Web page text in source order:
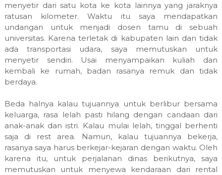
menyetir dari satu kota ke kota lainnya yang jaraknya
ratusan kilometer. Waktu itu saya mendapatkan
undangan untuk menjadi dosen tamu di sebuah
universitas. Karena terletak di kabupaten lain dan tidak
ada transportasi udara, saya memutuskan untuk
menyetir sendiri. Usai menyampaikan kuliah dan
kembali ke rumah, badan rasanya remuk dan tidak
berdaya.
Beda halnya kalau tujuannya untuk berlibur bersama
keluarga, rasa lelah pasti hilang dengan candaan dari
anak-anak dan istri. Kalau mulai lelah, tinggal berhenti
saja di rest area. Namun, kalau tujuannya bekerja,
rasanya saya harus berkejar-kejaran dengan waktu. Oleh
karena itu, untuk perjalanan dinas berikutnya, saya
memutuskan untuk menyewa kendaraan dari rental